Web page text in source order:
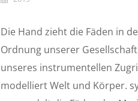
Die Hand zieht die Fäden in
Ordnung unserer
unseres instrumentellen
modelliert Welt und Körper.